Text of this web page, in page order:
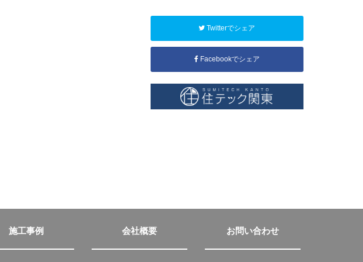
Twitterでシェア
Facebookでシェア
施工事例 会社概要 お問い合わせ